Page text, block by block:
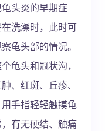
头炎的早期症
洗澡时，此时可
龟头部的情况。
龟头和冠状沟，
、红斑、丘疹、
手指轻轻触摸龟
有无硬结、触痛